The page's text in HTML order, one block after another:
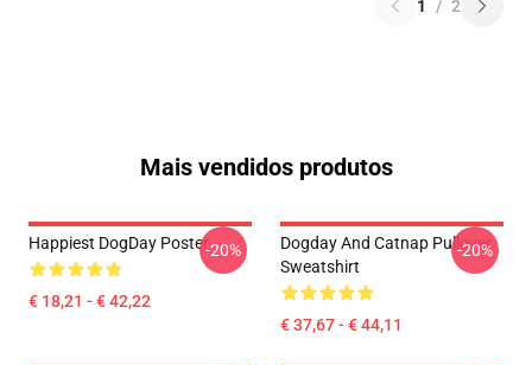
1 / 2
Mais vendidos produtos
Happiest DogDay Poster
€ 18,21 - € 42,22
-20%
Dogday And Catnap Pullover
Sweatshirt
€ 37,67 - € 44,11
-20%